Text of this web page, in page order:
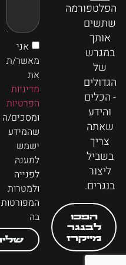
הפלטפורמה
שתשים
אותך
במגרש
של
הגדולים
- הכלים
והידע
שאתה
צריך
בשביל
ליצור
בנגרים.
הפכו
לבנגר
מייקרז
אני
מאשר/ת
את
מדיניות
הפרטיות
ומסכים/ה
שהמידע
ישמש
למענה
לפנייה
ולמטרות
המפורטות
בה